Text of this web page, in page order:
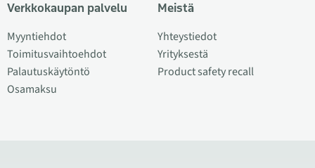
Verkkokaupan palvelu
Myyntiehdot
Toimitusvaihtoehdot
Palautuskäytöntö
Osamaksu
Meistä
Yhteystiedot
Yrityksestä
Product safety recall